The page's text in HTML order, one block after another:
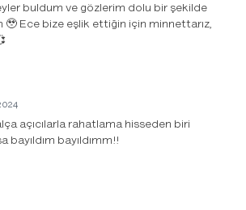
buldum ve gözlerim dolu bir şekilde
🥹 Ece bize eşlik ettiğin için minnettarız,
açıcılarla rahatlama hisseden biri
bayıldım bayıldımm!!